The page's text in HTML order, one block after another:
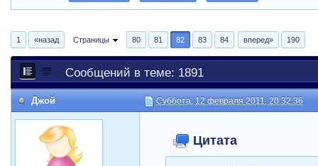
1 «назад Страницы 80 81 82 83 84 вперед» 190
Сообщений в теме: 1891
Джой Суббота, 12 февраля 2011, 20:32:36
Цитата